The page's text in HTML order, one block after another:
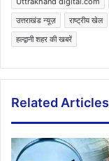
उत्तराखंड न्यूज़
राष्ट्रीय खेल
हल्द्वानी शहर की खबरें
Related Articles